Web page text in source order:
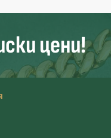
цени!